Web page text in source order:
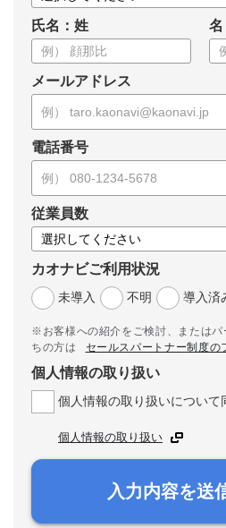
氏名：姓 名
メールアドレス
電話番号
従業員数
カオナビご利用状況
未導入
不明 導入済
※お客様への紹介をご検討、または
ちの方は
セールスパートナー制度の
個人情報の取り扱い
個人情報の取り扱いについて
個人情報の取り扱い
入力内容を送